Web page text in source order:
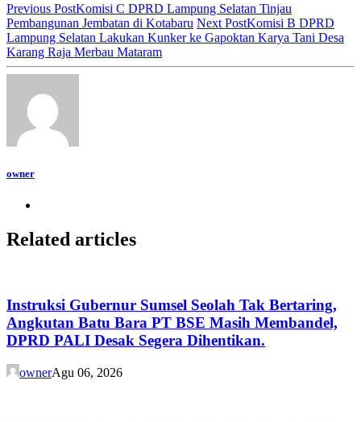
Previous PostKomisi C DPRD Lampung Selatan Tinjau
Pembangunan Jembatan di Kotabaru Next PostKomisi B DPRD
Lampung Selatan Lakukan Kunker ke Gapoktan Karya Tani Desa
Karang Raja Merbau Mataram
owner
Related articles
Instruksi Gubernur Sumsel Seolah Tak Bertaring,
Angkutan Batu Bara PT BSE Masih Membandel,
DPRD PALI Desak Segera Dihentikan.
ownerAgu 06, 2026